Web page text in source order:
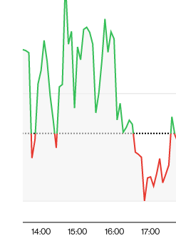
14:00 15:00 16:00 17:00